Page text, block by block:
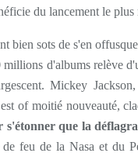
du lancement le
bien sots de s'en
d'albums relève
Mickey
of moitié nouveauté,
s'étonner que la
de feu de la Nasa et du